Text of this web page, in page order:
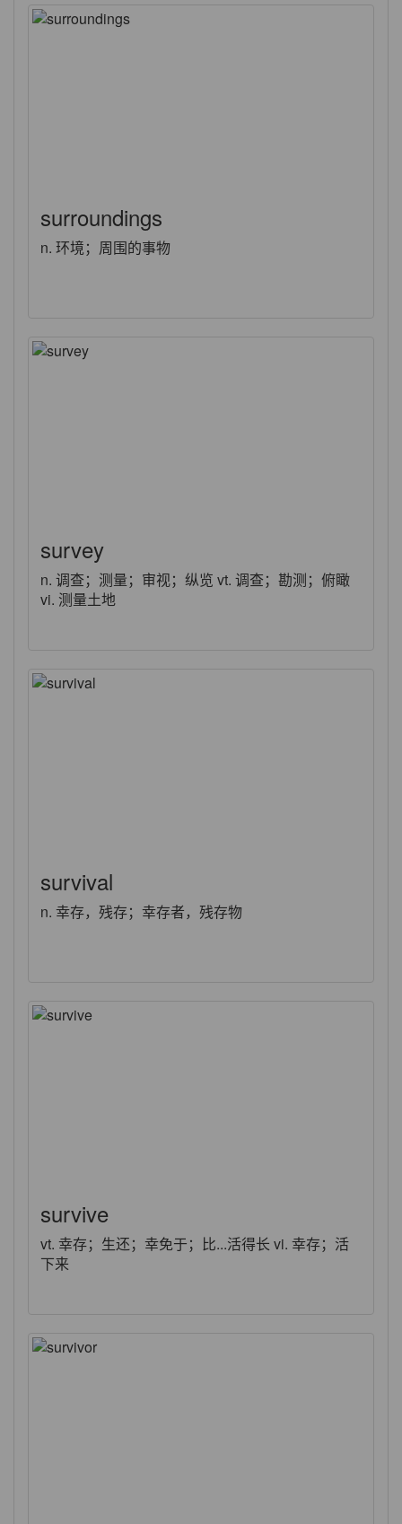
surroundings
n. 环境；周围的事物
survey
n. 调查；测量；审视；纵览 vt. 调查；勘测；俯瞰
vi. 测量土地
survival
n. 幸存，残存；幸存者，残存物
survive
vt. 幸存；生还；幸免于；比...活得长 vi. 幸存；活
下来